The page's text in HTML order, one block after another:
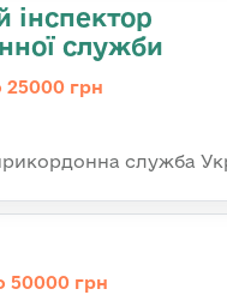
служби
25000 грн
служба
50000 грн